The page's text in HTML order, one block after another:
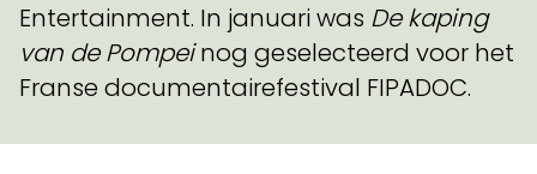
Entertainment. In januari was De kaping
van de Pompeinog geselecteerd voor het
Franse documentairefestival FIPADOC.